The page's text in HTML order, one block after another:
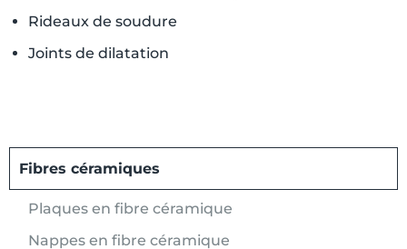
Fibres céramiques
Plaques en fibre céramique
Nappes en fibre céramique
Rideaux de soudure
Joints de dilatation